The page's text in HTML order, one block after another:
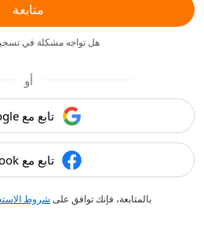
متابعة
هل تواجه مشكلة في
أو
تابع مع Google
تابع مع Facebook
بالمتابعة، فإنك توافق على شروط